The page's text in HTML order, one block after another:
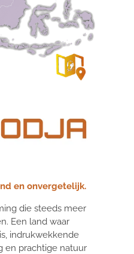
en onvergetelijk.
die steeds meer
Een land waar
indrukwekkende
en prachtige natuur